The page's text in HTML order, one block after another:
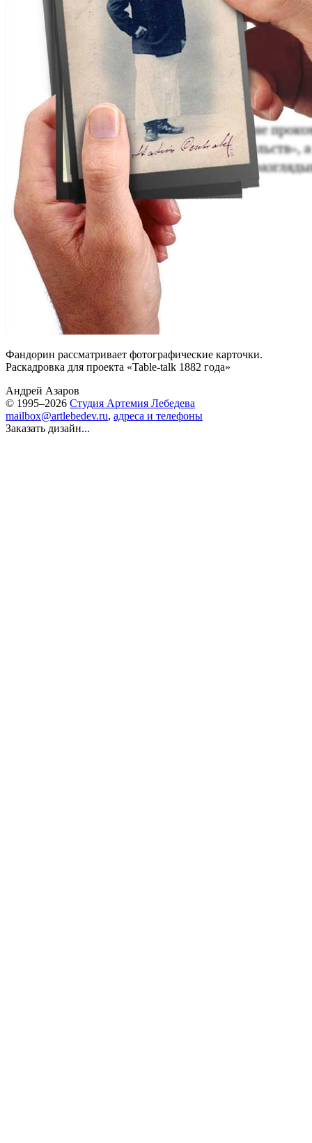
Фандорин рассматривает фотографические карточки.
Раскадровка для проекта «Table-talk 1882 года»
Андрей Азаров
© 1995–2026 Студия Артемия Лебедева
mailbox@artlebedev.ru, адреса и телефоны
Заказать дизайн...